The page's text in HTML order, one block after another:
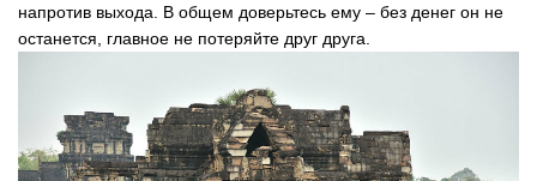
напротив выхода. В общем доверьтесь ему – без денег он не
останется, главное не потеряйте друг друга.